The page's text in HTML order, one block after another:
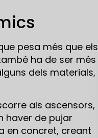
pesa més que els
ha de ser més
dels materials,
als ascensors,
haver de pujar
en concret, creant